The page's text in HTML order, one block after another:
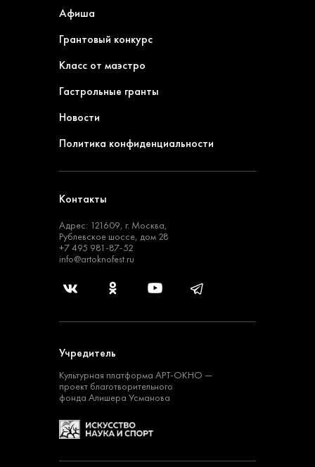
Афиша
Грантовый конкурс
Класс от маэстро
Гастрольные гранты
Новости
Политика конфиденциальности
Контакты
Адрес: 121609, г. Москва,
Рублевское шоссе, дом 28
+7 495 981-87-52
info@artoknofest.ru
Учредитель
Культурная платформа АРТ-ОКНО —
проект благотворительного
фонда Алишера Усманова